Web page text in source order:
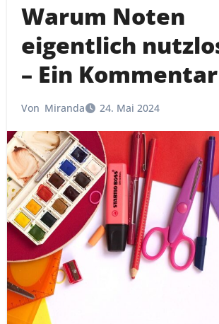
Warum Noten
eigentlich
– Ein Kommentar
Von Miranda 24. Mai 2024